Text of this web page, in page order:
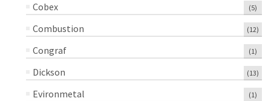
Cobex (5)
Combustion (12)
Congraf (1)
Dickson (13)
Evironmetal (1)